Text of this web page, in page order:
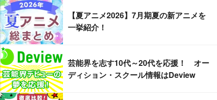
【夏アニメ2026】7月期夏の新アニメを
一挙紹介！
芸能界を志す10代～20代を応援！ オー
ディション・スクール情報はDeview